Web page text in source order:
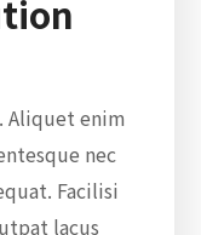
Aliquet enim
nec
Facilisi
lacus